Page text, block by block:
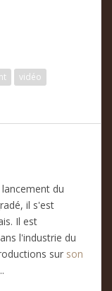
vidéo
du
il s'est
Il est
l'industrie du
sur son